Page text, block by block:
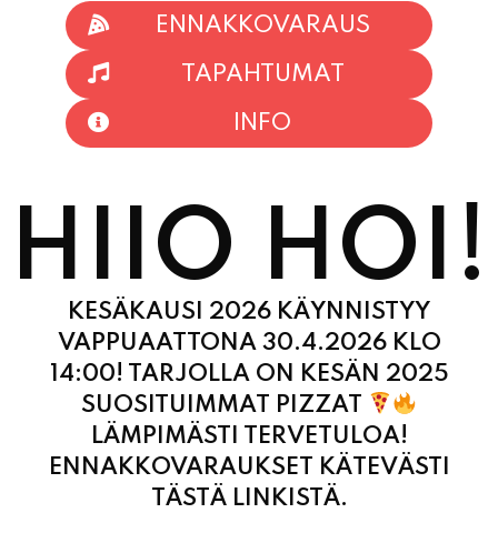
ENNAKKOVARAUS
TAPAHTUMAT
INFO
HIIO HOI!
KESÄKAUSI 2026 KÄYNNISTYY
VAPPUAATTONA 30.4.2026 KLO
14:00! TARJOLLA ON KESÄN 2025
SUOSITUIMMAT PIZZAT
LÄMPIMÄSTI TERVETULOA!
ENNAKKOVARAUKSET KÄTEVÄSTI
TÄSTÄ LINKISTÄ.